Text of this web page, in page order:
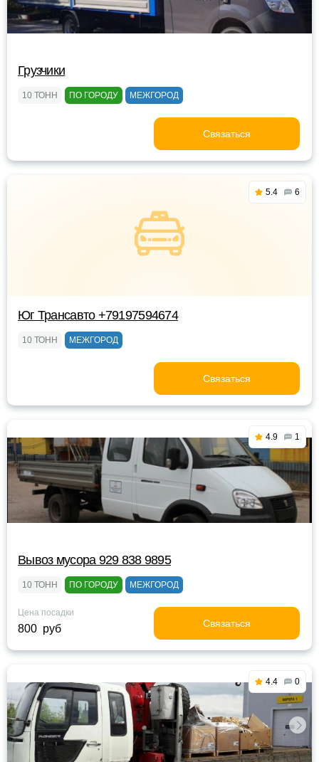
Грузчики
10 ТОНН ПО ГОРОДУ МЕЖГОРОД
Связаться
5.4 6
Юг Трансавто +79197594674
10 ТОНН МЕЖГОРОД
Связаться
4.9 1
Вывоз мусора 929 838 9895
10 ТОНН ПО ГОРОДУ МЕЖГОРОД
Цена посадки
800 руб Связаться
4.4 0